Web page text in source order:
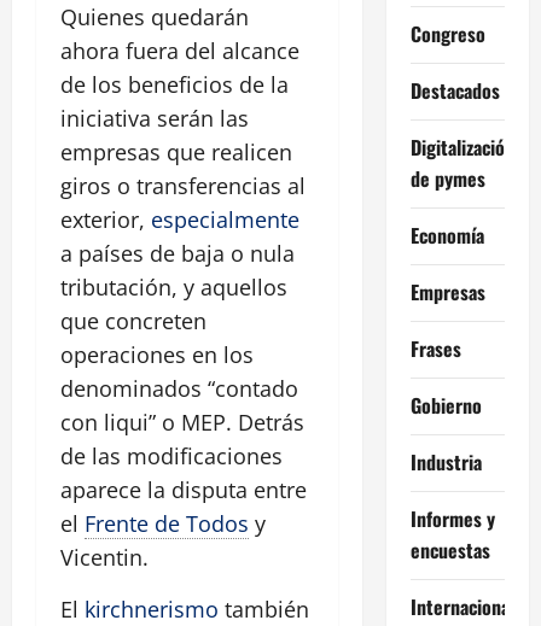
Quienes quedarán
ahora fuera del alcance
de los beneficios de la
iniciativa serán las
empresas que realicen
giros o transferencias al
exterior, especialmente
a países de baja o nula
tributación, y aquellos
que concreten
operaciones en los
denominados “contado
con liqui” o MEP. Detrás
de las modificaciones
aparece la disputa entre
el Frente de Todos y
Vicentin.
El kirchnerismo también
Congreso
Destacados
Digitalización
de pymes
Economía
Empresas
Frases
Gobierno
Industria
Informes y
encuestas
Internacional